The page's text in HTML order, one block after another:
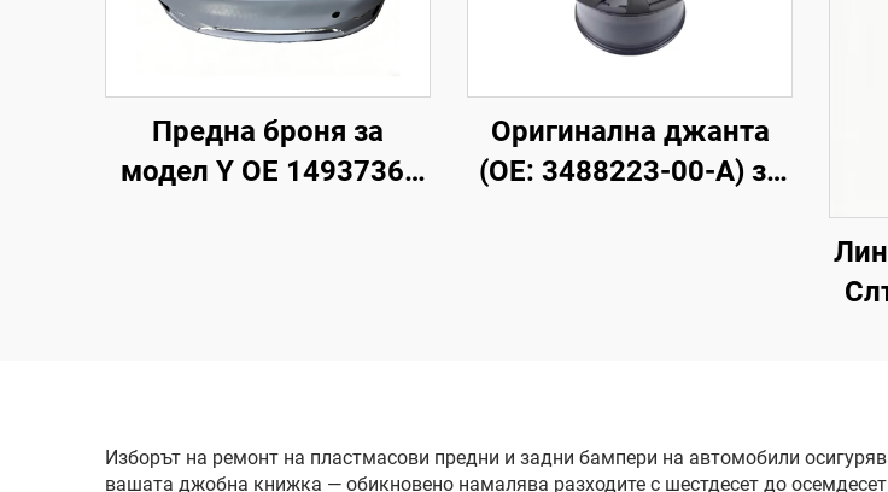
Предна броня за
модел Y OE 1493736-
неразрушителен
Оригинална джанта
(OE: 3488223-00-A) за
подмяна и
Изборът на ремонт на пластмасови предни и задни бампери на автомобили
вашата джобна книжка — обикновено намалява разходите с шестдесет до